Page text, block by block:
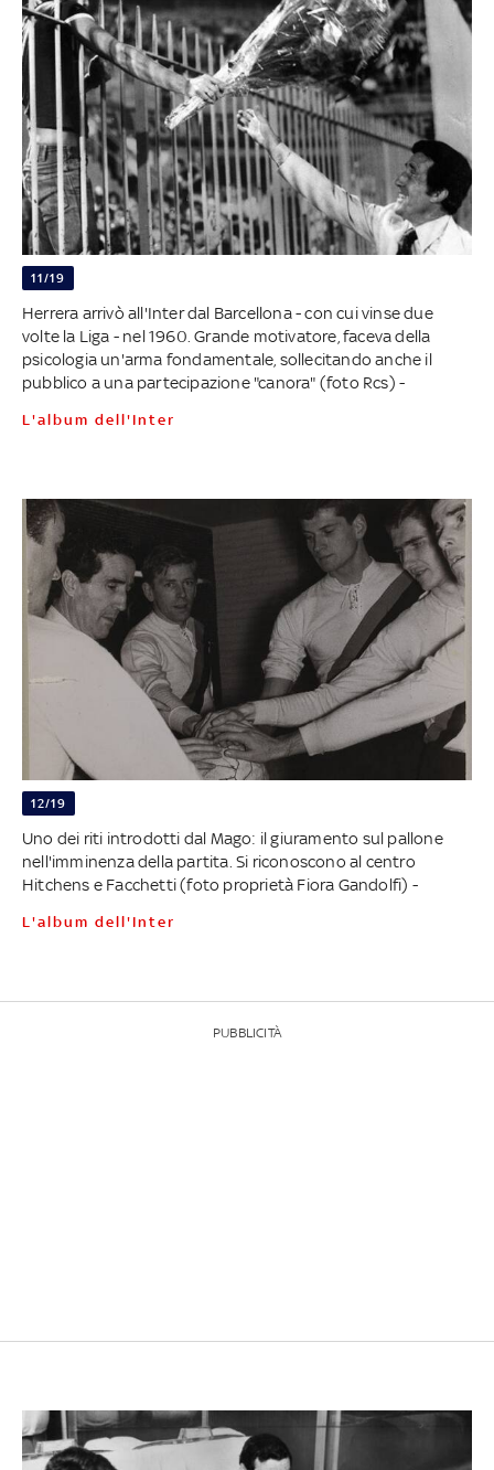
11/19
Herrera arrivò all'Inter dal Barcellona - con cui vinse due
volte la Liga - nel 1960. Grande motivatore, faceva della
psicologia un'arma fondamentale, sollecitando anche il
pubblico a una partecipazione "canora" (foto Rcs) -
L'album dell'Inter
12/19
Uno dei riti introdotti dal Mago: il giuramento sul pallone
nell'imminenza della partita. Si riconoscono al centro
Hitchens e Facchetti (foto proprietà Fiora Gandolfi) -
L'album dell'Inter
PUBBLICITÀ